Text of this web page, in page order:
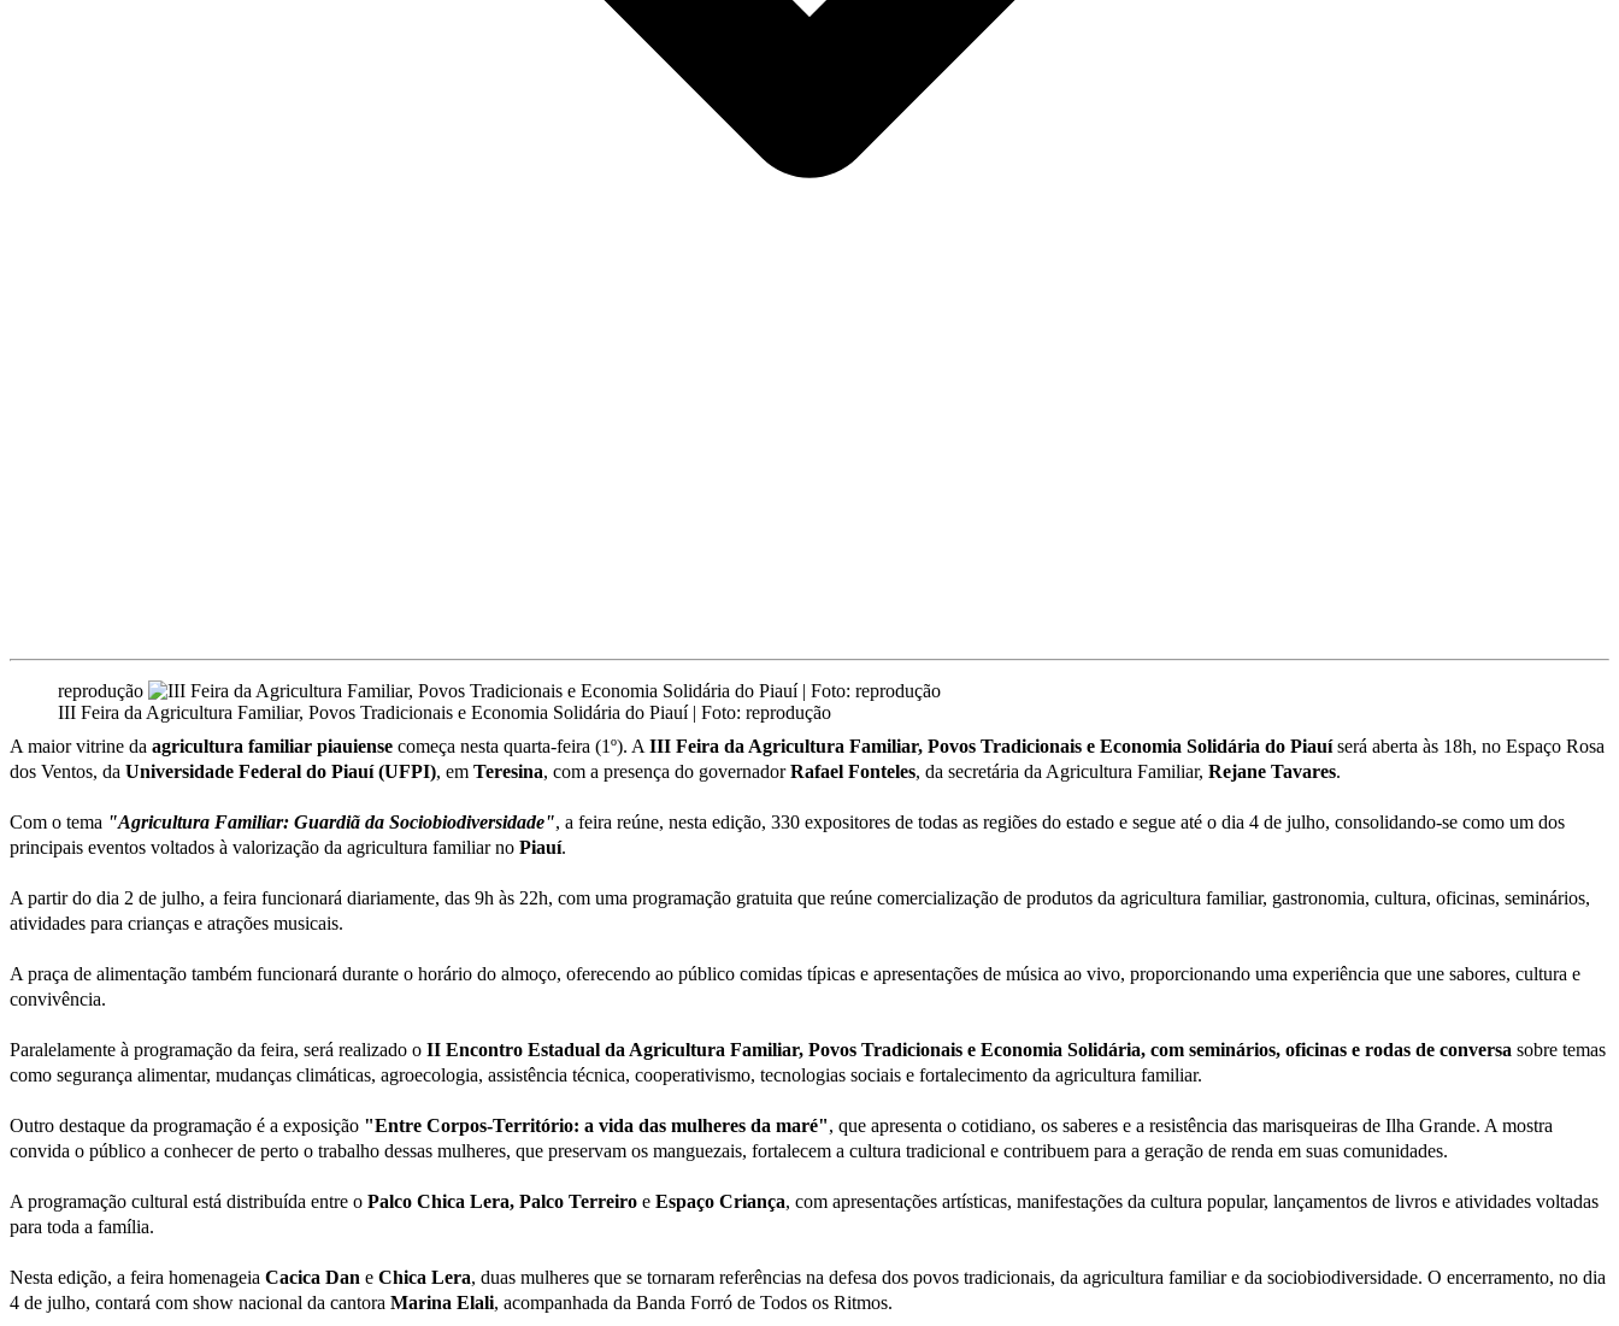
reprodução
III Feira da Agricultura Familiar, Povos Tradicionais e Economia Solidária do Piauí | Foto: reprodução
A maior vitrine da agricultura familiar piauiense começa nesta quarta-feira (1º). A III Feira da Agricultura Familiar, Povos Tradicionais e Economia Solidária do Piauíserá aberta às 18h, no Espaço Rosa
dos Ventos, da Universidade Federal do Piauí (UFPI), em Teresina, com a presença do governadorRafael Fonteles, da secretária da Agricultura Familiar, Rejane Tavares.
Com o tema "Agricultura Familiar: Guardiã da Sociobiodiversidade", a feira reúne, nesta edição, 330 expositores de todas as regiões do estado e segue até o dia 4 de julho, consolidando-se como um dos
principais eventos voltados à valorização da agricultura familiar no Piauí.
A partir do dia 2 de julho, a feira funcionará diariamente, das 9h às 22h, com uma programação gratuita que reúne comercialização de produtos da agricultura familiar, gastronomia, cultura, oficinas, seminários,
atividades para crianças e atrações musicais.
A praça de alimentação também funcionará durante o horário do almoço, oferecendo ao público comidas típicas e apresentações de música ao vivo, proporcionando uma experiência que une sabores, cultura e
convivência.
Paralelamente à programação da feira, será realizado o II Encontro Estadual da Agricultura Familiar, Povos Tradicionais e Economia Solidária, com seminários, oficinas e rodas de conversa sobre temas
como segurança alimentar, mudanças climáticas, agroecologia, assistência técnica, cooperativismo, tecnologias sociais e fortalecimento da agricultura familiar.
Outro destaque da programação é a exposição "Entre Corpos-Território: a vida das mulheres da maré", que apresenta o cotidiano, os saberes e a resistência das marisqueiras de Ilha Grande. A mostra
convida o público a conhecer de perto o trabalho dessas mulheres, que preservam os manguezais, fortalecem a cultura tradicional e contribuem para a geração de renda em suas comunidades.
A programação cultural está distribuída entre o Palco Chica Lera, Palco Terreiro e Espaço Criança, com apresentações artísticas, manifestações da cultura popular, lançamentos de livros e atividades voltadas
para toda a família.
Nesta edição, a feira homenageia Cacica Dan e Chica Lera, duas mulheres que se tornaram referências na defesa dos povos tradicionais, da agricultura familiar e da sociobiodiversidade. O encerramento, no dia
4 de julho, contará com show nacional da cantora Marina Elali, acompanhada da Banda Forró de Todos os Ritmos.